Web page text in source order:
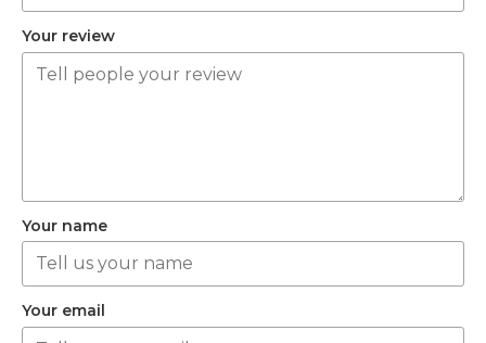
Your review
Your name
Your email